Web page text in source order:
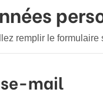
remplir le formulaire
mail